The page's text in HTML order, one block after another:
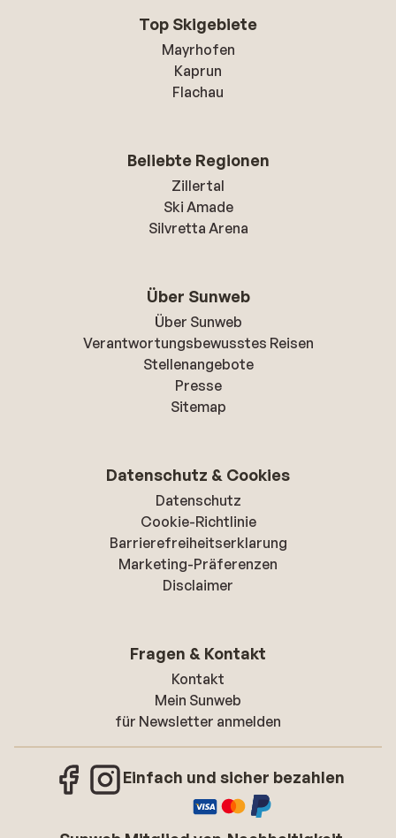
Top Skigebiete
Mayrhofen
Kaprun
Flachau
Beliebte Regionen
Zillertal
Ski Amade
Silvretta Arena
Über Sunweb
Über Sunweb
Verantwortungsbewusstes Reisen
Stellenangebote
Presse
Sitemap
Datenschutz & Cookies
Datenschutz
Cookie-Richtlinie
Barrierefreiheitserklarung
Marketing-Präferenzen
Disclaimer
Fragen & Kontakt
Kontakt
Mein Sunweb
für Newsletter anmelden
Einfach und sicher bezahlen